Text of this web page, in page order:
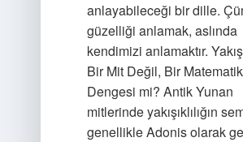
anlayabileceği bir dille.
güzelliği anlamak, aslında
kendimizi anlamaktır.
Bir Mit Değil, Bir Matematik
Dengesi mi? Antik Yunan
mitlerinde yakışıklılığın
genellikle Adonis olarak